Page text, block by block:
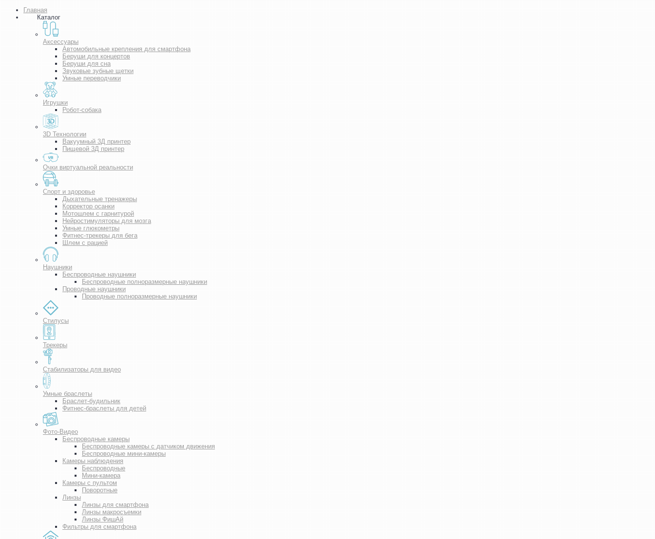
Главная
Каталог
Аксессуары
Автомобильные крепления для смартфона
Беруши для концертов
Беруши для сна
Звуковые зубные щетки
Умные переводчики
Игрушки
Робот-собака
3D Технологии
Вакуумный 3Д принтер
Пищевой 3Д принтер
Очки виртуальной реальности
Спорт и здоровье
Дыхательные тренажеры
Корректор осанки
Мотошлем с гарнитурой
Нейростимуляторы для мозга
Умные глюкометры
Фитнес-трекеры для бега
Шлем с рацией
Наушники
Беспроводные наушники
Беспроводные полноразмерные наушники
Проводные наушники
Проводные полноразмерные наушники
Стилусы
Трекеры
Стабилизаторы для видео
Умные браслеты
Браслет-будильник
Фитнес-браслеты для детей
Фото-Видео
Беспроводные камеры
Беспроводные камеры с датчиком движения
Беспроводные мини-камеры
Камеры наблюдения
Беспроводные
Мини-камера
Камеры с пультом
Поворотные
Линзы
Линзы для смартфона
Линзы макросъемки
Линзы ФишАй
Фильтры для смартфона